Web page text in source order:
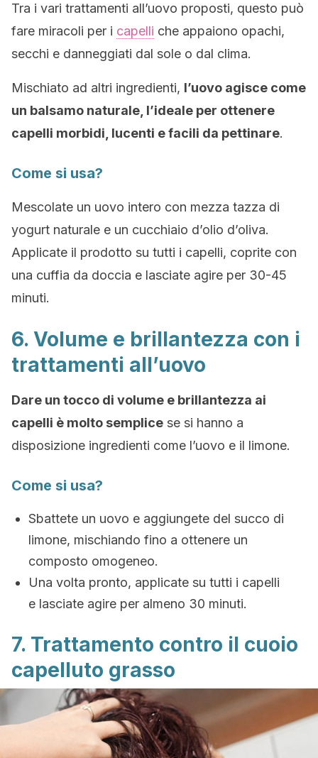
Tra i vari trattamenti all’uovo proposti, questo può
fare miracoli per i capelli che appaiono opachi,
secchi e danneggiati dal sole o dal clima.
Mischiato ad altri ingredienti, l’uovo agisce come
un balsamo naturale, l’ideale per ottenere
capelli morbidi, lucenti e facili da pettinare.
Come si usa?
Mescolate un uovo intero con mezza tazza di
yogurt naturale e un cucchiaio d’olio d’oliva.
Applicate il prodotto su tutti i capelli, coprite con
una cuffia da doccia e lasciate agire per 30-45
minuti.
6. Volume e brillantezza con i
trattamenti all’uovo
Dare un tocco di volume e brillantezza ai
capelli è molto semplice se si hanno a
disposizione ingredienti come l’uovo e il limone.
Come si usa?
Sbattete un uovo e aggiungete del succo di
limone, mischiando fino a ottenere un
composto omogeneo.
Una volta pronto, applicate su tutti i capelli
e lasciate agire per almeno 30 minuti.
7. Trattamento contro il cuoio
capelluto grasso